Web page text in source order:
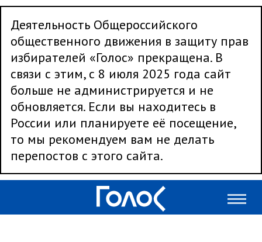
Деятельность Общероссийского
общественного движения в защиту прав
избирателей «Голос» прекращена. В
связи с этим, с 8 июля 2025 года сайт
больше не администрируется и не
обновляется. Если вы находитесь в
России или планируете её посещение,
то мы рекомендуем вам не делать
перепостов с этого сайта.